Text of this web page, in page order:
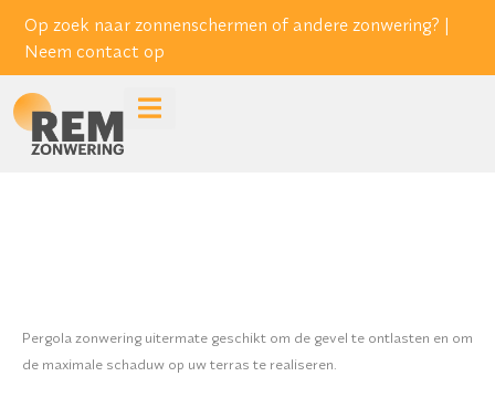
Op zoek naar zonnenschermen of andere zonwering? |
Neem contact op
Pergola zonwering uitermate geschikt om de gevel te ontlasten en om
de maximale schaduw op uw terras te realiseren.